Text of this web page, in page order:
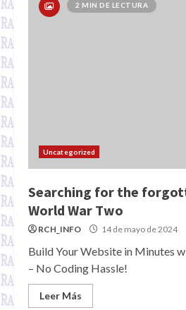
2 MIN DE LECTURA
Uncategorized
Searching for the
World War Two
RCH_INFO 14 de mayo de 2024
Build Your Website in Minutes
– No Coding Hassle!
Leer Más